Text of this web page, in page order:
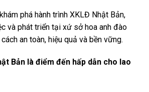
phá hành trình XKLĐ Nhật Bản,
và phát triển tại xứ sở hoa anh đào
an toàn, hiệu quả và bền vững.
Bản là điểm đến hấp dẫn cho lao